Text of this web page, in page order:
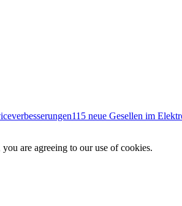
115 neue Gesellen im
are agreeing to our use of cookies.